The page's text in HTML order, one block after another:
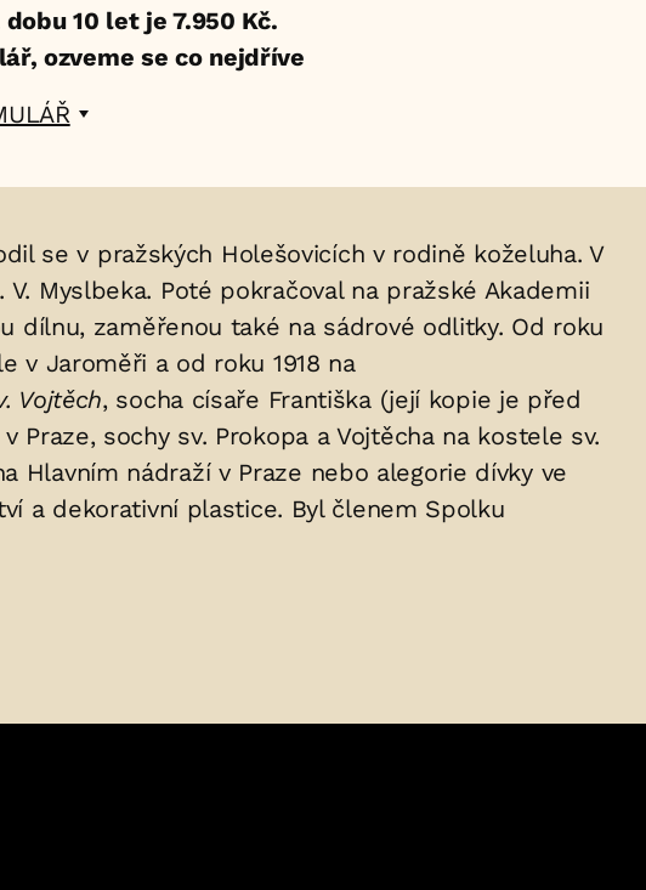
10 let je 7.950 Kč.
ozveme se co nejdříve
se v pražských Holešovicích v rodině koželuha. V
Myslbeka. Poté pokračoval na pražské Akademii
dílnu, zaměřenou také na sádrové odlitky. Od roku
v Jaroměři a od roku 1918 na
Vojtěch, socha císaře Františka (její kopie je před
Praze, sochy sv. Prokopa a Vojtěcha na kostele sv.
Hlavním nádraží v Praze nebo alegorie dívky ve
a dekorativní plastice. Byl členem Spolku